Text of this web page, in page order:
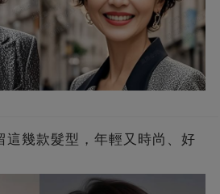
這幾款髮型，年輕又時尚、好